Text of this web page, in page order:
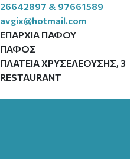
26642897 & 97661589
avgix@hotmail.com
ΕΠΑΡΧΙΑ ΠΑΦΟΥ
ΠΑΦΟΣ
ΠΛΑΤΕΙΑ ΧΡΥΣΕΛΕΟΥΣΗΣ, 3
RESTAURANT